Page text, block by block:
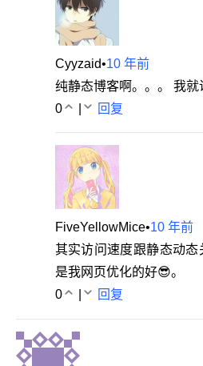
Cyyzaid•10 年前
纯静态博客啊。。。 我
0
回复
FiveYellowMice•10 年前
其实访问速度跟静态动
是我网页优化的好😎。
0
回复